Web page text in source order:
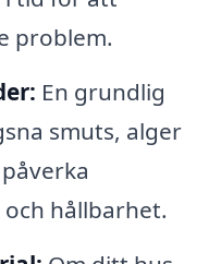
problem.
En grundlig
smuts, alger
hållbarhet.